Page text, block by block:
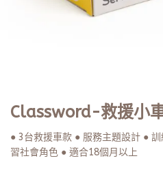
Classword-救援小
● 3台救援車款 ● 服務主題設計 ●
習社會角色 ● 適合18個月以上